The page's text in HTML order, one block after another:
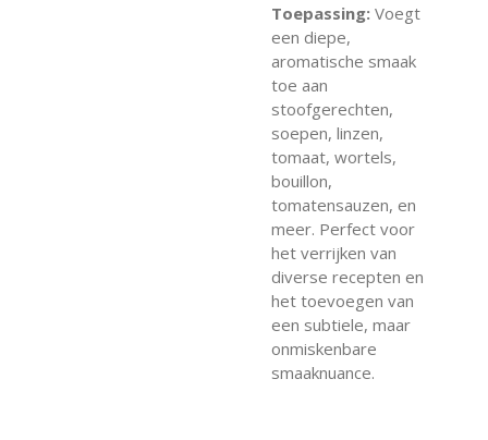
Toepassing: Voegt
een diepe,
aromatische smaak
toe aan
stoofgerechten,
soepen, linzen,
tomaat, wortels,
bouillon,
tomatensauzen, en
meer. Perfect voor
het verrijken van
diverse recepten en
het toevoegen van
een subtiele, maar
onmiskenbare
smaaknuance.